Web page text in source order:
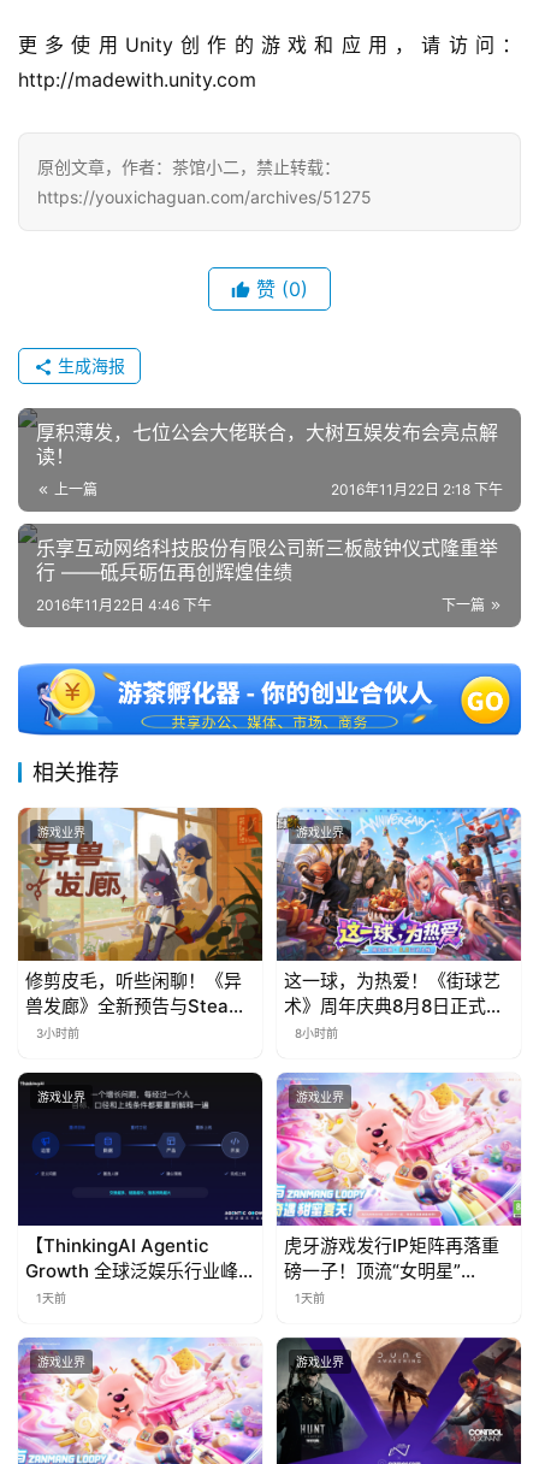
更多使用 Unity创作的游戏和应用，请访问：
http://madewith.unity.com
原创文章，作者：茶馆小二，禁止转载：
https://youxichaguan.com/archives/51275
赞 (0)
生成海报
厚积薄发，七位公会大佬联合，大树互娱发布会亮点解
读！
上一篇 2016年11月22日 2:18 下午
乐享互动网络科技股份有限公司新三板敲钟仪式隆重举
行 ——砥兵砺伍再创辉煌佳绩
下一篇
2016年11月22日 4:46 下午
相关推荐
游戏业界
修剪皮毛，听些闲聊！《异
兽发廊》全新预告与Steam
免费试玩公开
3小时前
游戏业界
这一球，为热爱！《街球艺
术》周年庆典8月8日正式上
线，多重福利与全新内容同
8小时前
游戏业界
【ThinkingAI Agentic
Growth 全球泛娱乐行业峰
会】Agent 时代，人到底负
1天前
游戏业界
虎牙游戏发行IP矩阵再落重
磅一子！顶流“女明星”
ZANMANG LOOPY 正版3D
曝光
1天前
游戏业界 游戏业界